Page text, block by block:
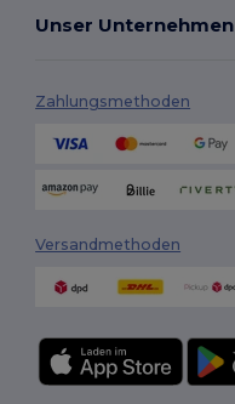
Unser Unternehmen
Zahlungsmethoden
Versandmethoden